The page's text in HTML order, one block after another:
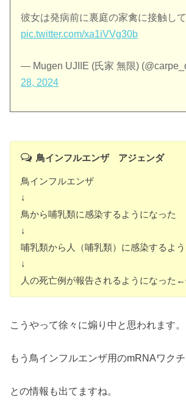
彼女は発病前に裏庭の家禽に接触し
pic.twitter.com/xa1iVVg30b
— Mugen UJIIE (氏家 無限)
28, 2024
鳥インフルエンザ アジェンダ
鳥インフルエンザ
↓
鳥から哺乳類に感染するようになった
↓
哺乳類から人（哺乳類）に感染するよ
↓
人の死亡例が報告されるようになった ←
こうやって徐々に煽り中と思われます。
もう鳥インフルエンザ用のmRNAワク
との情報も出てますね。